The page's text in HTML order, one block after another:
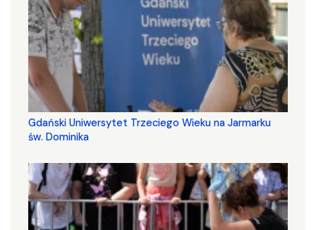
Gdański Uniwersytet Trzeciego Wieku na Jarmarku
św. Dominika